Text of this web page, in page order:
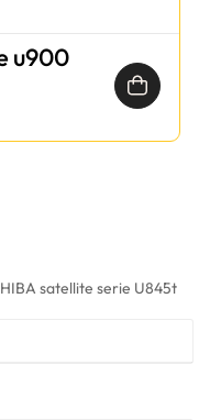
u900
satellite serie U845t